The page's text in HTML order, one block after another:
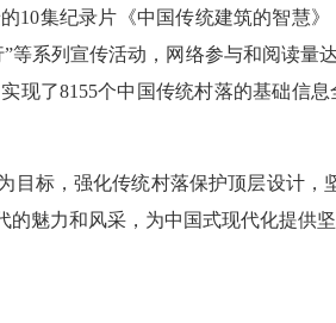
集纪录片《中国传统建筑的智慧》
系列宣传活动，网络参与和阅读量
了8155个中国传统村落的基础信
标，强化传统村落保护顶层设计，
魅力和风采，为中国式现代化提供坚